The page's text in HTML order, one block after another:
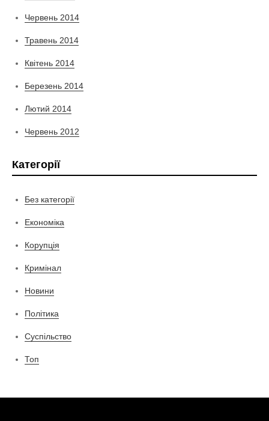
Червень 2014
Травень 2014
Квітень 2014
Березень 2014
Лютий 2014
Червень 2012
Категорії
Без категорії
Економіка
Корупція
Кримінал
Новини
Політика
Суспільство
Топ